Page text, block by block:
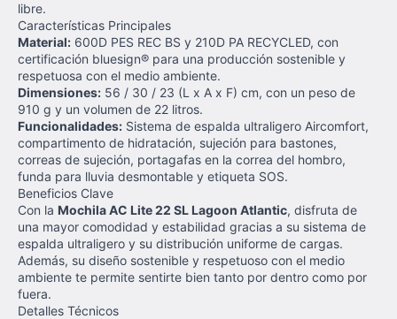
libre.
Características Principales
Material: 600D PES REC BS y 210D PA RECYCLED, con
certificación bluesign® para una producción sostenible y
respetuosa con el medio ambiente.
Dimensiones: 56 / 30 / 23 (L x A x F) cm, con un peso de
910 g y un volumen de 22 litros.
Funcionalidades: Sistema de espalda ultraligero Aircomfort,
compartimento de hidratación, sujeción para bastones,
correas de sujeción, portagafas en la correa del hombro,
funda para lluvia desmontable y etiqueta SOS.
Beneficios Clave
Con la Mochila AC Lite 22 SL Lagoon Atlantic, disfruta de
una mayor comodidad y estabilidad gracias a su sistema de
espalda ultraligero y su distribución uniforme de cargas.
Además, su diseño sostenible y respetuoso con el medio
ambiente te permite sentirte bien tanto por dentro como por
fuera.
Detalles Técnicos